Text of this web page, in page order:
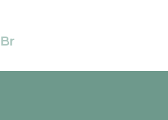
Br